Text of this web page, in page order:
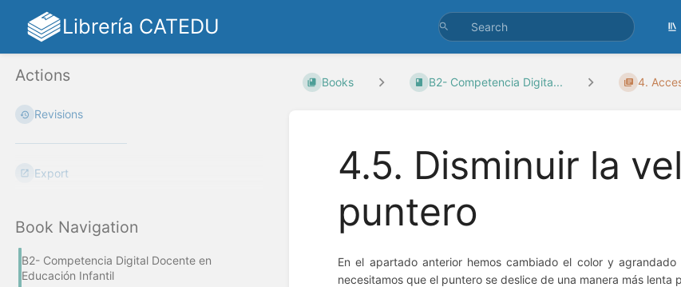
Librería CATEDU
Actions
Revisions
Export
Book Navigation
B2- Competencia Digital Docente en
Educación Infantil
Books B2- Competencia Digita... 4.
4.5. Disminuir la
puntero
En el apartado anterior hemos cambiado el color y
necesitamos que el puntero se deslice de una manera más lenta